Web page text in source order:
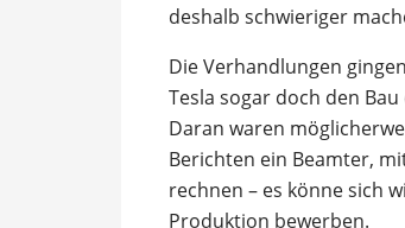
deshalb schwieriger
Die Verhandlungen
Tesla sogar doch den
Daran waren
Berichten ein Beamter,
rechnen – es könne sich
Produktion bewerben.